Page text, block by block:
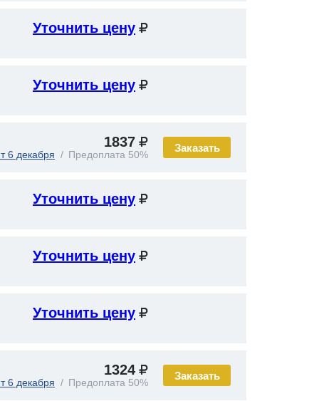
Уточнить цену
Уточнить цену
Заказать
1837
6 декабря Предоплата 50%
Уточнить цену
Уточнить цену
Уточнить цену
Заказать
1324
6 декабря Предоплата 50%